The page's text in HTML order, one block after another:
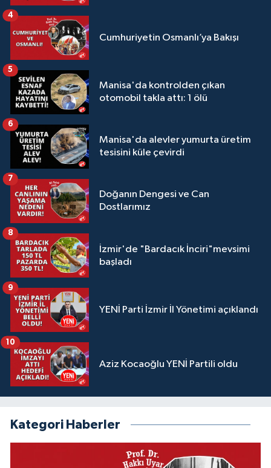
Cumhuriyetin Osmanlı’ya Bakışı
4
Manisa'da kontrolden çıkan
otomobil takla attı: 1 ölü
5
Manisa'da alevler yumurta üretim
tesisini küle çevirdi
6
Doğanın Dengesi ve Can
Dostlarımız
7
İzmir'de "Bardacık İnciri"mevsimi
başladı
8
YENİ Parti İzmir İl Yönetimi açıklandı
9
Aziz Kocaoğlu YENİ Partili oldu
10
Kategori Haberler